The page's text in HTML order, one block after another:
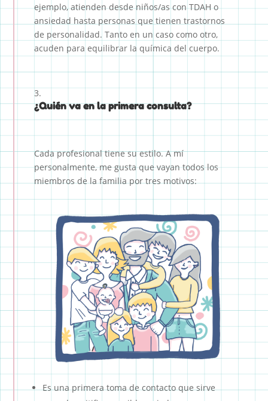
ejemplo, atienden desde niños/as con TDAH o
ansiedad hasta personas que tienen trastornos
de personalidad. Tanto en un caso como otro,
acuden para equilibrar la química del cuerpo.
¿Quién va en la primera consulta?
Cada profesional tiene su estilo. A mí
personalmente, me gusta que vayan todos los
miembros de la familia por tres motivos:
Es una primera toma de contacto que sirve